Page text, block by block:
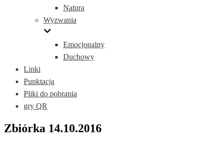
Natura
Wyzwania
Emocjonalny
Duchowy
Linki
Punktacja
Pliki do pobrania
gry QR
Zbiórka 14.10.2016